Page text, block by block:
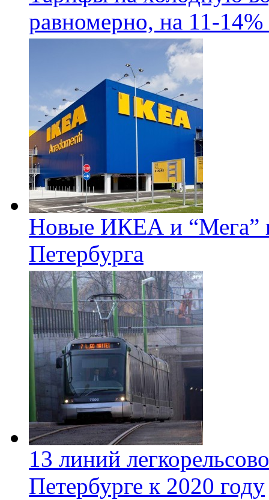
равномерно, на 11-14%
Новые ИКЕА и “Мега”
Петербурга
13 линий
Петербурге к 2020 году